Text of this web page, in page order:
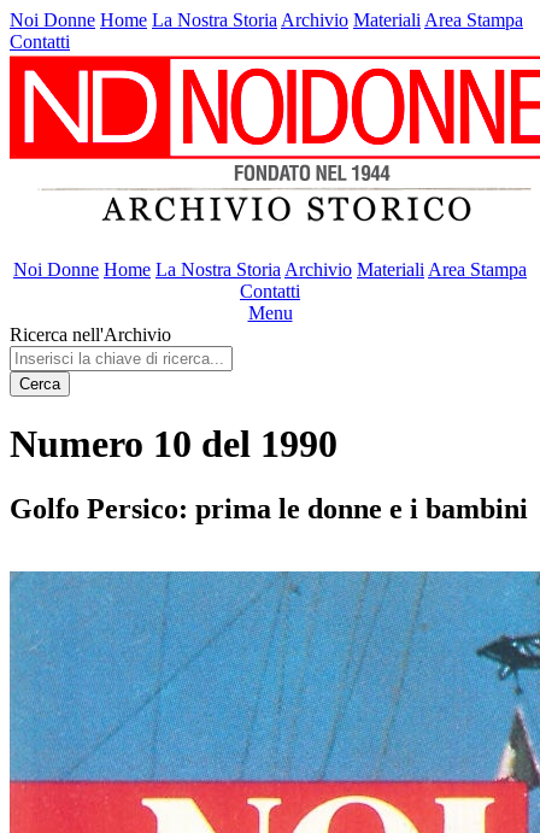
Noi Donne Home La Nostra Storia Archivio Materiali Area Stampa
Contatti
Noi Donne Home La Nostra Storia Archivio Materiali Area Stampa
Contatti
Menu
Ricerca nell'Archivio
Cerca
Numero 10 del 1990
Golfo Persico: prima le donne e i bambini